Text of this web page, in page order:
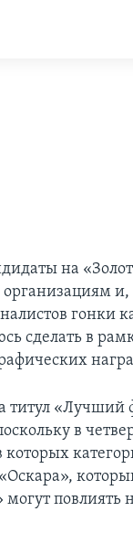
на
и,
гонки
сделать в
титул «Лучший
в
которых
могут